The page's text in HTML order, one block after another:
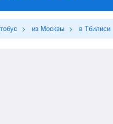
из Москвы в Тбилиси